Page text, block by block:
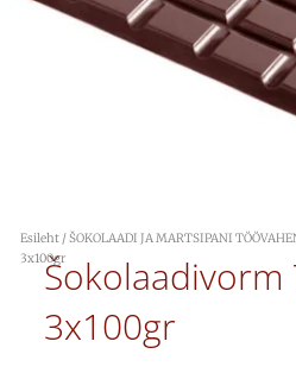
Esileht /ŠOKOLAADI JA MARTSIPANI
3x100grŠokolaadivorm
3x100gr